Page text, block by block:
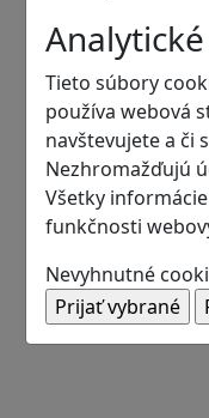
Tieto súbory
používa webová
navštevujete a či
Nezhromažďujú
Všetky
funkčnosti
Nevyhnutné